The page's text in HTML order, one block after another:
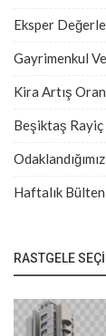
Eksper
Gayrimenkul
Kira Artış
Beşiktaş
Haftalık Bülten
RASTGELE